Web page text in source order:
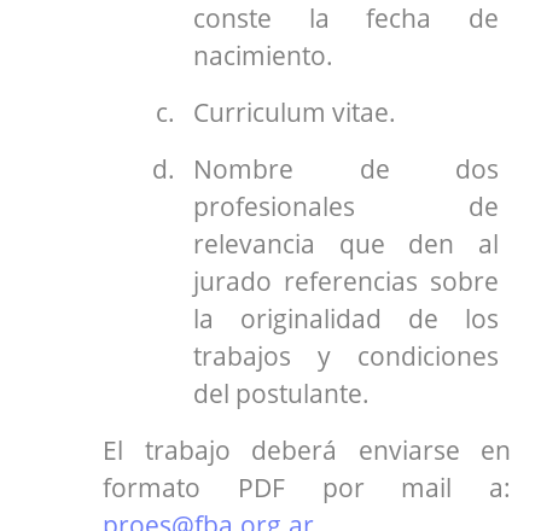
conste la fecha de
nacimiento.
Curriculum vitae.
Nombre de dos
profesionales de
relevancia que den al
jurado referencias sobre
la originalidad de los
trabajos y condiciones
del postulante.
El trabajo deberá enviarse en
formato PDF por mail a: